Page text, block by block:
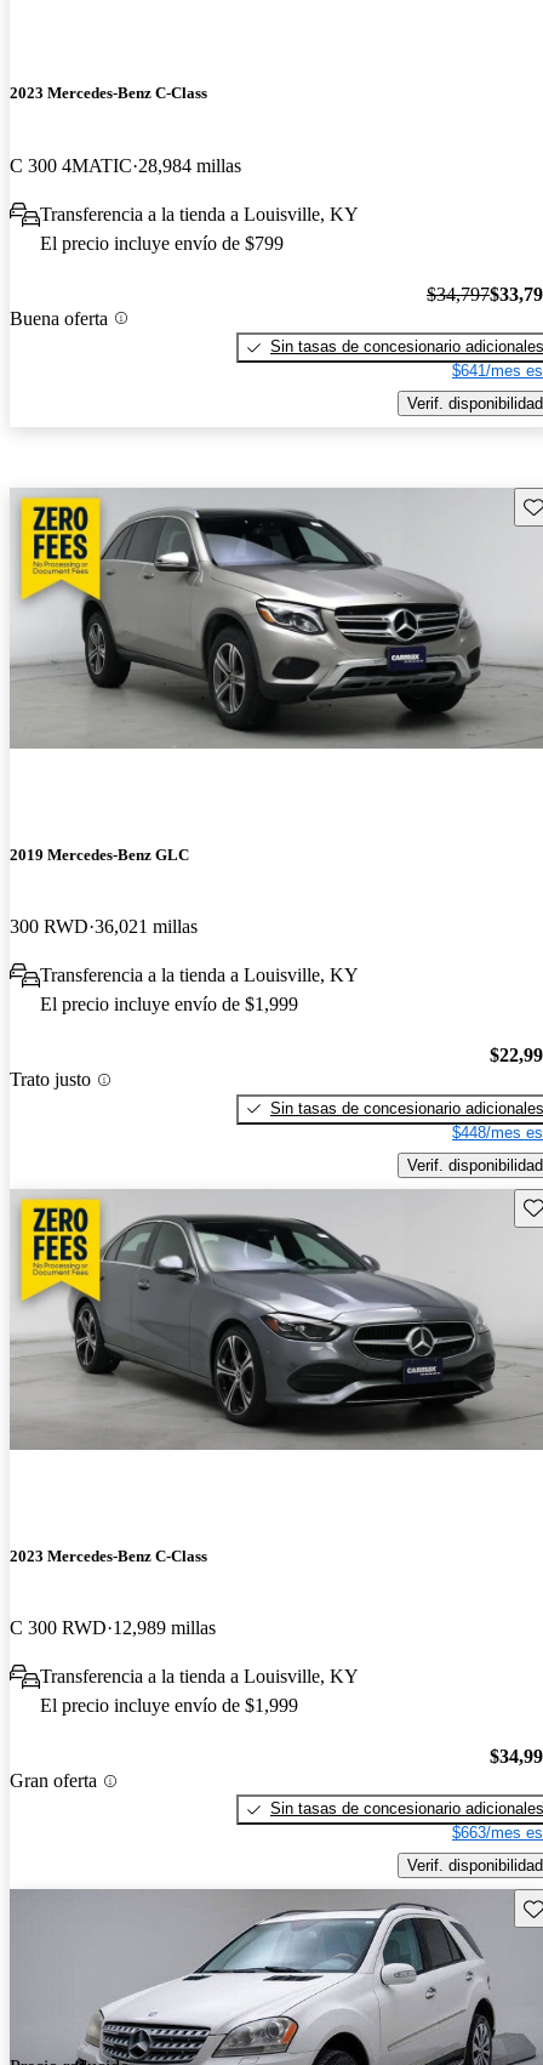
2023 Mercedes-Benz C-Class
C 300 4MATIC 28,984 millas
Transferencia a la tienda a Louisville, KY
El precio incluye envío de $799
Buena oferta
$34,797
Sin tasas de concesionario adicionales
$641/mes
Verif. disponibilidad
2019 Mercedes-Benz GLC
300 RWD 36,021 millas
Transferencia a la tienda a Louisville, KY
El precio incluye envío de $1,999
Trato justo
Sin tasas de concesionario adicionales
$448/mes
Verif. disponibilidad
2023 Mercedes-Benz C-Class
C 300 RWD 12,989 millas
Transferencia a la tienda a Louisville, KY
El precio incluye envío de $1,999
Gran oferta
Sin tasas de concesionario adicionales
$663/mes
Verif. disponibilidad